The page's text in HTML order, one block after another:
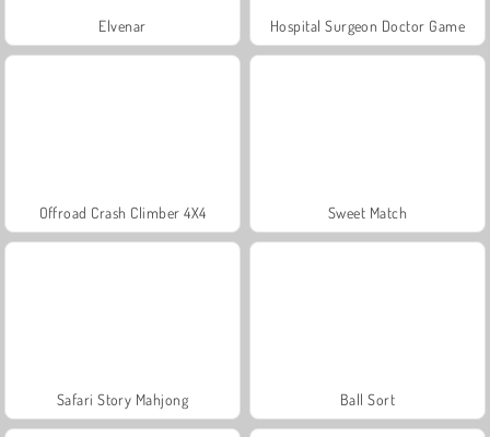
Elvenar Hospital Surgeon Doctor Game
Offroad Crash Climber 4X4 Sweet Match
Safari Story Mahjong Ball Sort